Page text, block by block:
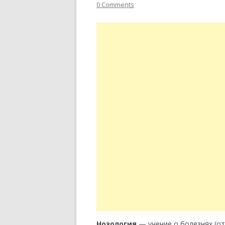
0 Comments